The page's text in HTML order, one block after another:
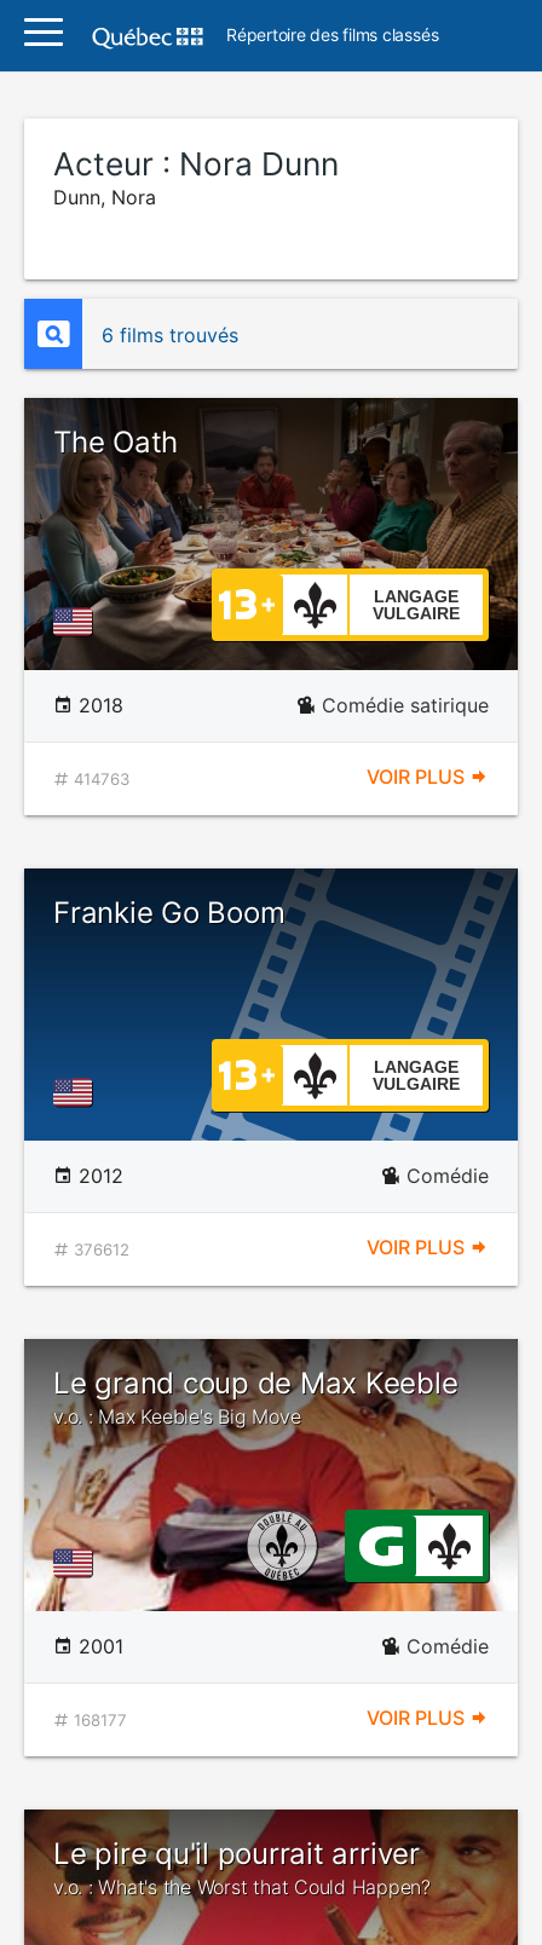
Répertoire des films classés
Acteur : Nora Dunn
Dunn, Nora
6 films trouvés
The Oath
LANGAGE
VULGAIRE
2018 Comédie satirique
414763 VOIR PLUS
Frankie Go Boom
LANGAGE
VULGAIRE
2012 Comédie
376612 VOIR PLUS
Le grand coup de Max Keeble
v.o. : Max Keeble's Big Move
2001 Comédie
168177 VOIR PLUS
Le pire qu'il pourrait arriver
v.o. : What's the Worst that Could Happen?